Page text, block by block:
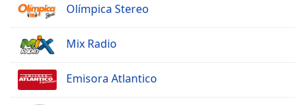
Olímpica Stereo
Mix Radio
Emisora Atlantico